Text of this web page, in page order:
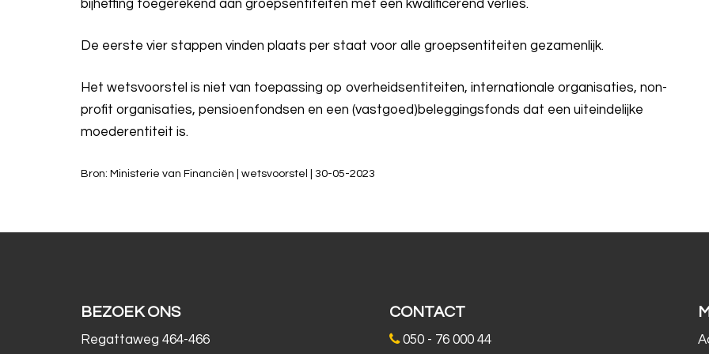
bijheffing toegerekend aan groepsentiteiten met een kwalificerend verlies.
De eerste vier stappen vinden plaats per staat voor alle groepsentiteiten gezamenlijk.
Het wetsvoorstel is niet van toepassing op overheidsentiteiten, internationale organisaties, non-
profit organisaties, pensioenfondsen en een (vastgoed)beleggingsfonds dat een uiteindelijke
moederentiteit is.
Bron: Ministerie van Financiën | wetsvoorstel | 30-05-2023
BEZOEK ONS
Regattaweg 464-466
CONTACT
050 - 76 000 44